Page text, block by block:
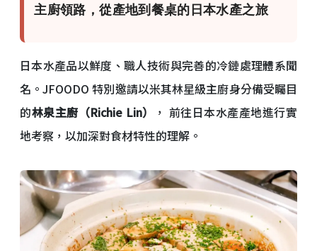
主廚領路，從產地到餐桌的日本水產之旅
日本水產品以鮮度、職人技術與完善的冷鏈處理體系聞
名。JFOODO 特別邀請以米其林星級主廚身分備受矚目
的林泉主廚（Richie Lin）
， 前往日本水產產地進行實
地考察，以加深對食材特性的理解。